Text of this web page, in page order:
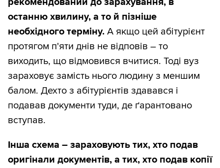
останню хвилину, а то й пізніше
необхідного терміну. А якщо цей абітурієнт
протягом п'яти днів не відповів – то
виходить, що відмовився вчитися. Тоді вуз
зараховує замість нього людину з меншим
балом. Дехто з абітурієнтів здавався і
подавав документи туди, де ґарантовано
вступав.
Інша схема – зараховують тих, хто подав
оригінали документів, а тих, хто подав копії